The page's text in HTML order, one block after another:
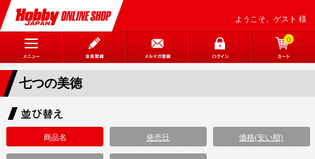
ようこそ、ゲスト 様
0
七つの美徳
商品名 発売日 価格(安い順)